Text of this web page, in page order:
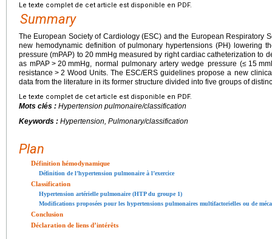
Le texte complet de cet article est disponible en PDF.
Summary
The European Society of Cardiology (ESC) and the European Respiratory
new hemodynamic definition of pulmonary hypertensions (PH) lowering
pressure (mPAP) to 20 mmHg measured by right cardiac catheterization to
as mPAP > 20 mmHg, normal pulmonary artery wedge pressure (≤ 15
resistance > 2 Wood Units. The ESC/ERS guidelines propose a new
data from the literature in its former structure divided into five groups of
Le texte complet de cet article est disponible en PDF.
Mots clés : Hypertension pulmonaire/classification
Keywords : Hypertension, Pulmonary/classification
Plan
Définition hémodynamique
Définition de l’hypertension pulmonaire à l’exercice
Classification
Hypertension artérielle pulmonaire (HTP du groupe 1)
Modifications proposées pour les hypertensions pulmonaires multifactorielles ou de
Conclusion
Déclaration de liens d’intérêts